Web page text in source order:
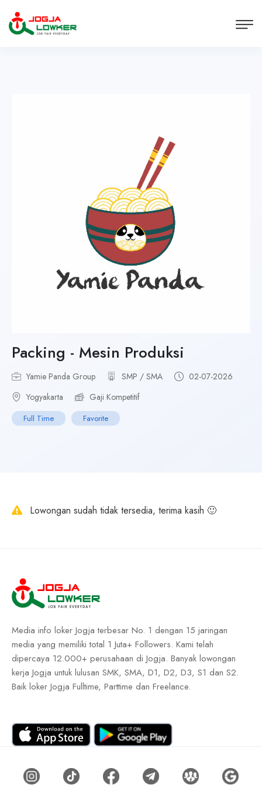
Packing - Mesin Produksi
Yamie Panda Group SMP / SMA
02-07-2026
Yogyakarta
Gaji Kompetitif
Full Time Favorite
Lowongan sudah tidak tersedia, terima kasih 🙂
Media info loker Jogja terbesar No. 1 dengan 15 jaringan
media yang memiliki total 1 Juta+ Followers. Kami telah
dipercaya 12.000+ perusahaan di Jogja. Banyak lowongan
kerja Jogja untuk lulusan SMK, SMA, D1, D2, D3, S1 dan S2.
Baik loker Jogja Fulltime, Parttime dan Freelance.